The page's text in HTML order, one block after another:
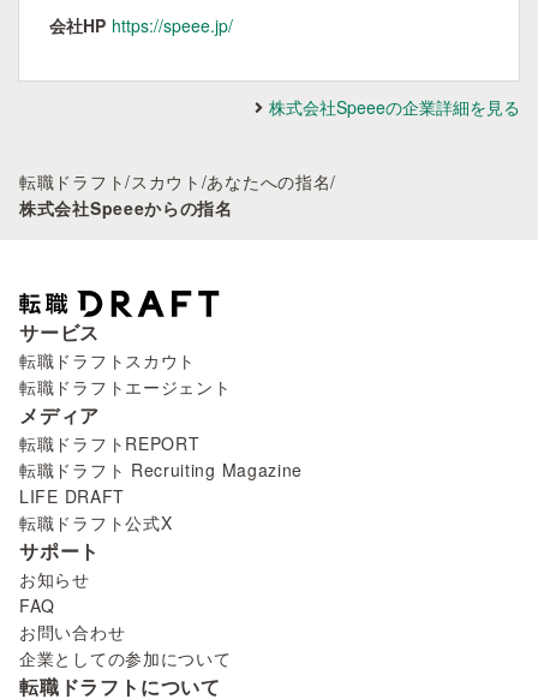
会社HP https://speee.jp/
株式会社Speeeの企業詳細を見る
転職ドラフト/スカウト /あなたへの指名/
株式会社Speeeからの指名
サービス
転職ドラフトスカウト
転職ドラフトエージェント
メディア
転職ドラフトREPORT
転職ドラフト Recruiting Magazine
LIFE DRAFT
転職ドラフト公式X
サポート
お知らせ
FAQ
お問い合わせ
企業としての参加について
転職ドラフトについて